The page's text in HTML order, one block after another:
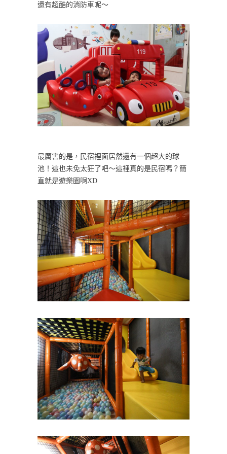
還有超酷的消防車呢～
最厲害的是，民宿裡面居然還有一個超大的球
池！這也未免太狂了吧～這裡真的是民宿嗎？簡
直就是遊樂園啊XD